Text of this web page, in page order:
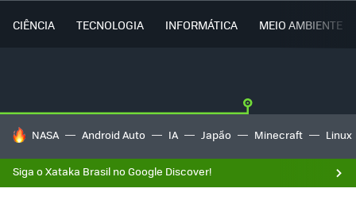
CIÊNCIA TECNOLOGIA INFORMÁTICA MEIO AMBIENTE
TENDÊNCIAS DO DIA
NASA Android Auto IA Japão Minecraft Linux
Siga o Xataka Brasil no Google Discover!